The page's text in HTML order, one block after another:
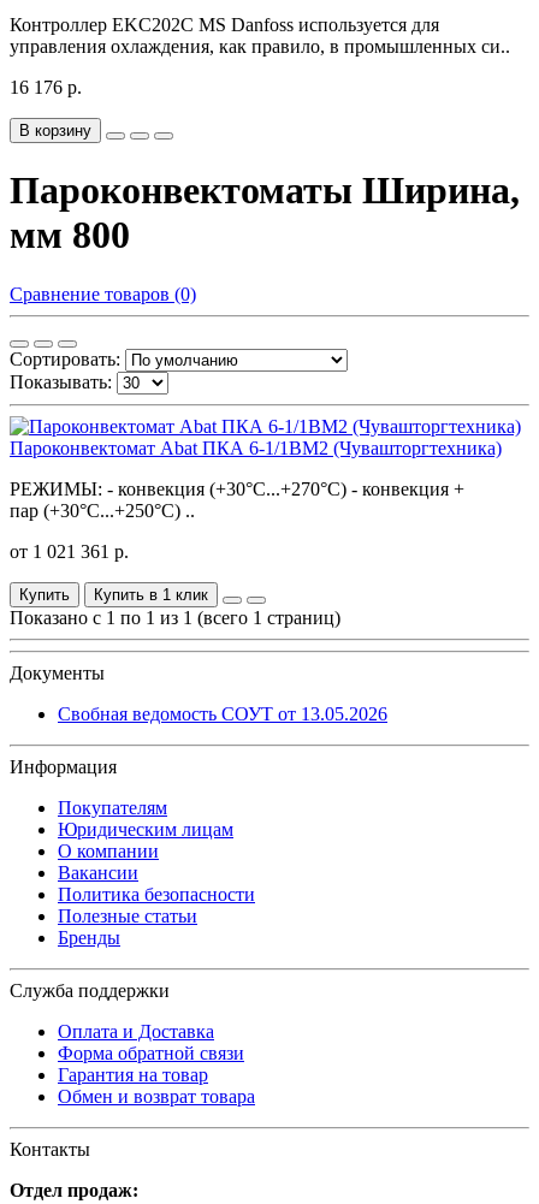
Контроллер EKC202C MS Danfoss используется для
управления охлаждения, как правило, в промышленных си..
16 176 р.
В корзину
Пароконвектоматы Ширина,
мм 800
Сравнение товаров (0)
Сортировать:
Показывать:
Пароконвектомат Abat ПКА 6-1/1ВМ2 (Чувашторгтехника)
РЕЖИМЫ: - конвекция (+30°С...+270°С) - конвекция +
пар (+30°С...+250°С) ..
от 1 021 361 р.
Купить Купить в 1 клик
Показано с 1 по 1 из 1 (всего 1 страниц)
Документы
Свобная ведомость СОУТ от 13.05.2026
Информация
Покупателям
Юридическим лицам
О компании
Вакансии
Политика безопасности
Полезные статьи
Бренды
Служба поддержки
Оплата и Доставка
Форма обратной связи
Гарантия на товар
Обмен и возврат товара
Контакты
Отдел продаж: